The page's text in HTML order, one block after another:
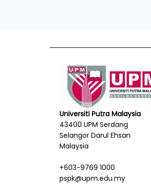
Universiti Putra Malaysia
43400 UPM Serdang
Selangor Darul Ehsan
Malaysia
+603-9769 1000
pspk@upm.edu.my